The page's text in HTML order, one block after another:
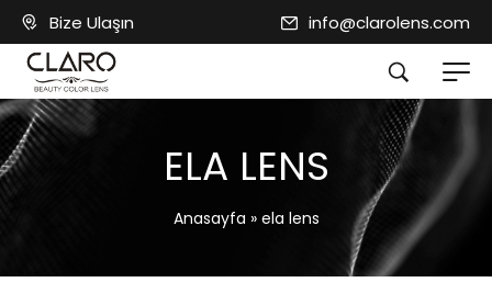
Bize Ulaşın info@clarolens.com
ELA LENS
Anasayfa » ela lens